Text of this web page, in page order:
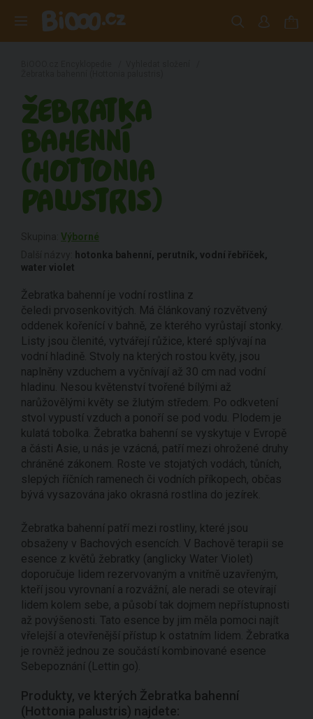
ŽEBRATKA
BAHENNÍ
(HOTTONIA
PALUSTRIS)
Výborné
hotonka bahenní, perutník, vodní řebříček,
water violet
Žebratka bahenní je vodní rostlina z
čeledi prvosenkovitých. Má článkovaný rozvětvený
oddenek kořenící v bahně, ze kterého vyrůstají stonky.
Listy jsou členité, vytvářejí růžice, které splývají na
vodní hladině. Stvoly na kterých rostou květy, jsou
naplněny vzduchem a vyčnívají až 30 cm nad vodní
hladinu. Nesou květenství tvořené bílými až
narůžovělými květy se žlutým středem. Po odkvetení
stvol vypustí vzduch a ponoří se pod vodu. Plodem je
kulatá tobolka. Žebratka bahenní se vyskytuje v Evropě
a části Asie, u nás je vzácná, patří mezi ohrožené druhy
chráněné zákonem. Roste ve stojatých vodách, tůních,
slepých říčních ramenech či vodních příkopech, občas
bývá vysazována jako okrasná rostlina do jezírek.
Žebratka bahenní patří mezi rostliny, které jsou
obsaženy v Bachových esencích. V Bachově terapii se
esence z květů žebratky (anglicky Water Violet)
doporučuje lidem rezervovaným a vnitřně uzavřeným,
kteří jsou vyrovnaní a rozvážní, ale neradi se otevírají
lidem kolem sebe, a působí tak dojmem nepřístupnosti
až povýšenosti. Tato esence by jim měla pomoci najít
vřelejší a otevřenější přístup k ostatním lidem. Žebratka
je rovněž jednou ze součástí kombinované esence
Sebepoznání (Lettin go).
Produkty, ve kterých Žebratka bahenní
(Hottonia palustris) najdete: